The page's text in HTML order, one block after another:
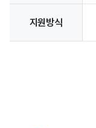
지원방식